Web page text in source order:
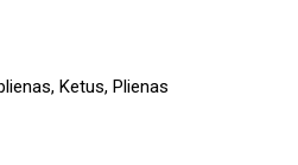
Ketus, Plienas